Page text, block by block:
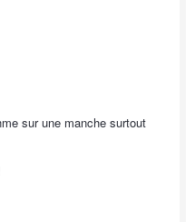
sur une manche surtout